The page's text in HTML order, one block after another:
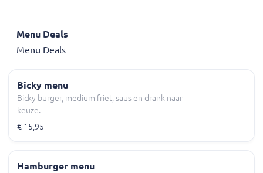
Menu Deals
Menu Deals
Bicky menu
Bicky burger, medium friet, saus en drank naar
keuze.
€ 15,95
Hamburger menu